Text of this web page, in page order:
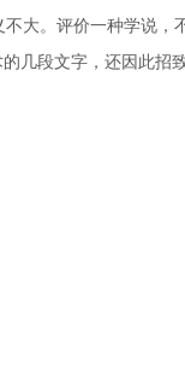
。评价一种学说
几段文字，还因此